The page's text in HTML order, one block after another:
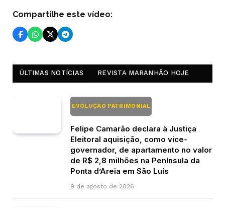
Compartilhe este vídeo:
ÚLTIMAS NOTÍCIAS REVISTA MARANHÃO HOJE
EVOLUÇÃO PATRIMONIAL
Felipe Camarão declara à Justiça
Eleitoral aquisição, como vice-
governador, de apartamento no valor
de R$ 2,8 milhões na Península da
Ponta d’Areia em São Luís
9 de agosto de 2026